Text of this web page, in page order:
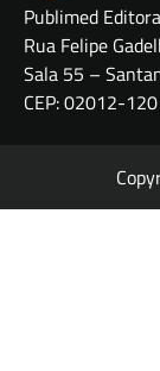
Publimed
Rua Felipe
Sala 55 –
CEP: 02012-